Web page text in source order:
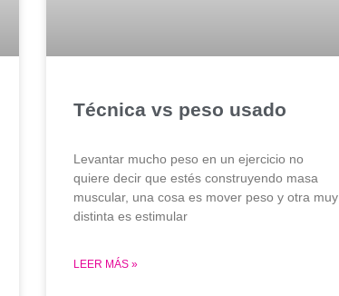
Técnica vs peso usado
Levantar mucho peso en un ejercicio no
quiere decir que estés construyendo masa
muscular, una cosa es mover peso y otra muy
distinta es estimular
LEER MÁS »